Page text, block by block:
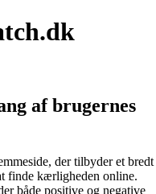
af brugernes
der tilbyder et bredt
finde kærligheden online.
både positive og negative